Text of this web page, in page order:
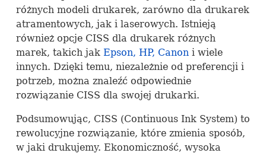
różnych modeli drukarek, zarówno dla drukarek
atramentowych, jak i laserowych. Istnieją
również opcje CISS dla drukarek różnych
marek, takich jak Epson, HP, Canoni wiele
innych. Dzięki temu, niezależnie od preferencji i
potrzeb, można znaleźć odpowiednie
rozwiązanie CISS dla swojej drukarki.
Podsumowując, CISS (Continuous Ink System) to
rewolucyjne rozwiązanie, które zmienia sposób,
w jaki drukujemy. Ekonomiczność, wysoka